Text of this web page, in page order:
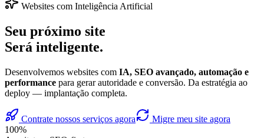
Websites com Inteligência Artificial
Seu próximo site
Será inteligente.
Desenvolvemos websites com IA, SEO avançado, automação e
performance para gerar autoridade e conversão. Da estratégia ao
deploy — implantação completa.
Contrate nossos serviços agora
Migre meu site agora
100%